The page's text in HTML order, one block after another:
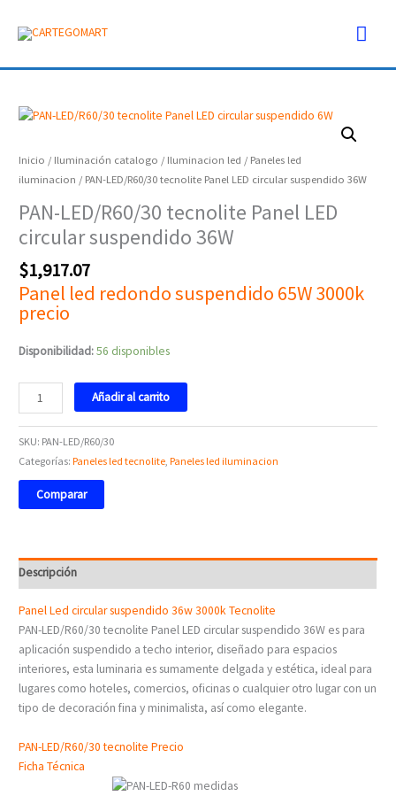
Inicio / Iluminación catalogo / Iluminacion led / Paneles led
iluminacion / PAN-LED/R60/30 tecnolite Panel LED circular suspendido 36W
PAN-LED/R60/30 tecnolite Panel LED
circular suspendido 36W
$1,917.07
Panel led redondo suspendido 65W 3000k
precio
Disponibilidad:56 disponibles
PAN-
tecnolite
Panel
circular
suspendido
cantidad
Añadir al carrito
SKU: PAN-LED/R60/30
Categorías:Paneles led tecnolite,Paneles led iluminacion
Comparar
Descripción
Panel Led circular suspendido 36w 3000k Tecnolite
PAN-LED/R60/30 tecnolite Panel LED circular suspendido 36W es para
aplicación suspendido a techo interior, diseñado para espacios
interiores, esta luminaria es sumamente delgada y estética, ideal para
lugares como hoteles, comercios, oficinas o cualquier otro lugar con un
tipo de decoración fina y minimalista, así como elegante.
PAN-LED/R60/30 tecnolite Precio
Ficha Técnica